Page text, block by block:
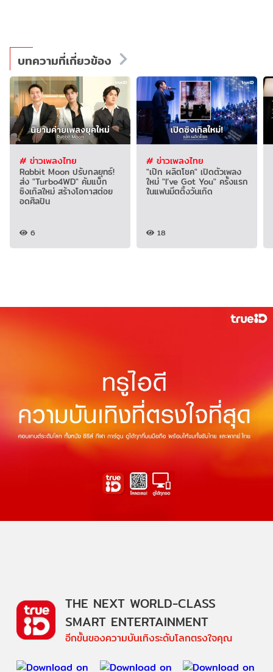
บทความที่เกี่ยวข้อง
# ข่าวเพลงไทย
Rabbit Moon ปรับกลยุทธ์!
ส่ง "Turbo4WD" คัมแบ็ก
ซิงเกิลใหม่ สร้างโอกาสต่อย
อดศิลปิน
6
# ข่าวเพลงไทย
"เป๊ก ผลิตโชค" เปิดตัวเพลง
ใหม่ "I’ve Got You" ครั้งแรก
ในแฟนมีตติ้งวันเกิด
18
THE NEXT WORLD-CLASS
SMART ENTERTAINMENT
อีกขั้นของความบันเทิงระดับโลกตรงใจคุณ